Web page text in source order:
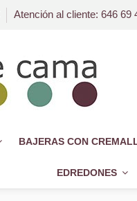
Atención al cliente: 646 69
BAJERAS CON
EDREDONES